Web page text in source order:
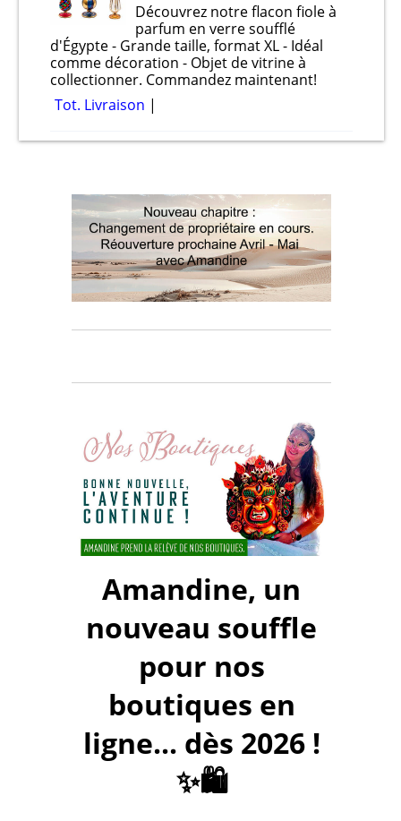
Découvrez notre flacon fiole à
parfum en verre soufflé
d'Égypte - Grande taille, format XL - Idéal
comme décoration - Objet de vitrine à
collectionner. Commandez maintenant!
Tot. Livraison
Amandine, un
nouveau souffle
pour nos
boutiques en
ligne... dès 2026 !
✨🛍️